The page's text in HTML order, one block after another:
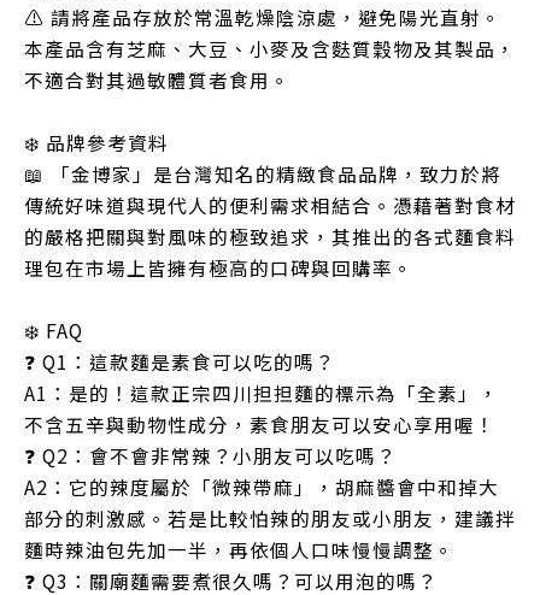
⚠️ 請將產品存放於常溫乾燥陰涼處，避免陽光直射。
本產品含有芝麻、大豆、小麥及含麩質穀物及其製品，
不適合對其過敏體質者食用。
❄️ 品牌參考資料
📖 「金博家」是台灣知名的精緻食品品牌，致力於將
傳統好味道與現代人的便利需求相結合。憑藉著對食材
的嚴格把關與對風味的極致追求，其推出的各式麵食料
理包在市場上皆擁有極高的口碑與回購率。
❄️ FAQ
❓ Q1：這款麵是素食可以吃的嗎？
A1：是的！這款正宗四川担担麵的標示為「全素」，
不含五辛與動物性成分，素食朋友可以安心享用喔！
❓ Q2：會不會非常辣？小朋友可以吃嗎？
A2：它的辣度屬於「微辣帶麻」，胡麻醬會中和掉大
部分的刺激感。若是比較怕辣的朋友或小朋友，建議拌
麵時辣油包先加一半，再依個人口味慢慢調整。
❓ Q3：關廟麵需要煮很久嗎？可以用泡的嗎？